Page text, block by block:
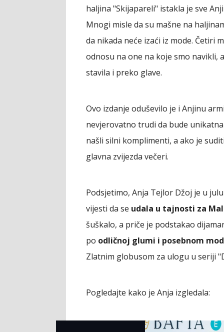
haljina "Skijapareli" istakla je sve
Mnogi misle da su mašne na
da nikada neće izaći iz mode. Četiri
odnosu na one na koje smo navikli,
stavila i preko glave.
Ovo izdanje oduševilo je i Anjinu
nevjerovatno trudi da bude
našli silni komplimenti, a ako je
glavna zvijezda večeri.
Podsjetimo, Anja Tejlor Džoj je u
vijesti da se udala u tajnosti za
šuškalo, a priče je podstakao
po odličnoj glumi i posebnom
Zlatnim globusom za ulogu u seriji
Pogledajte kako je Anja izgledala: